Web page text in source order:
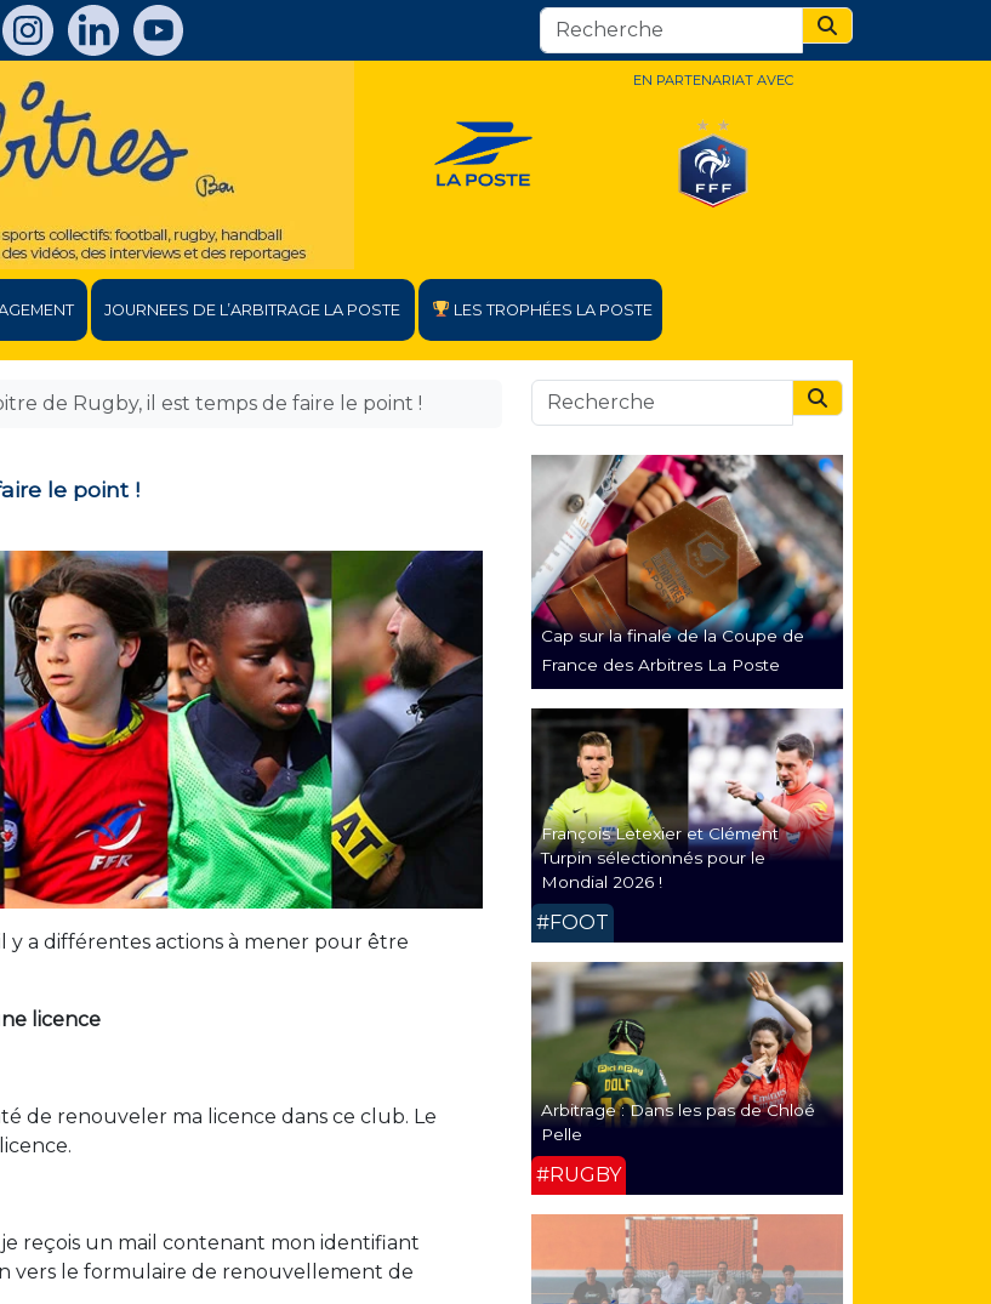
Search
EN PARTENARIAT AVEC
JOURNEES DE L’ARBITRAGE LA POSTE LES TROPHÉES LA POSTE
de Rugby, il est temps de faire le point !
le point !
y a différentes actions à mener pour être
licence
de renouveler ma licence dans ce club. Le
reçois un mail contenant mon identifiant
vers le formulaire de renouvellement de
Search
Cap sur la finale de la Coupe de
France des Arbitres La Poste
François Letexier et Clément
Turpin sélectionnés pour le
Mondial 2026 !
#FOOT
Arbitrage : Dans les pas de Chloé
Pelle
#RUGBY